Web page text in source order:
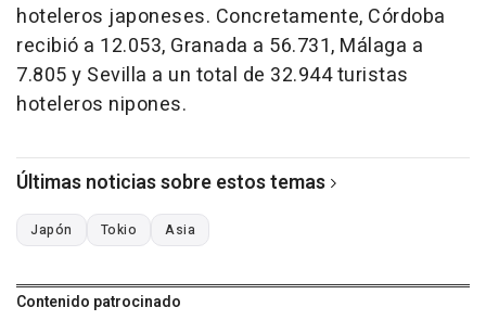
hoteleros japoneses. Concretamente, Córdoba
recibió a 12.053, Granada a 56.731, Málaga a
7.805 y Sevilla a un total de 32.944 turistas
hoteleros nipones.
Últimas noticias sobre estos temas
Japón Tokio Asia
Contenido patrocinado